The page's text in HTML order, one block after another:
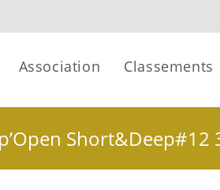
Association Classements